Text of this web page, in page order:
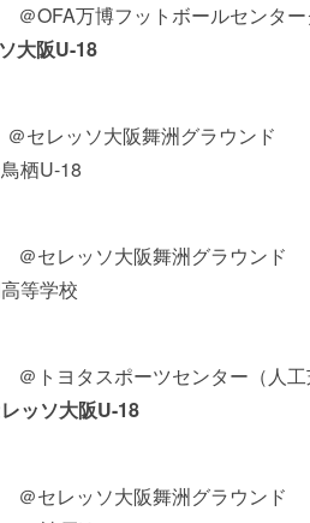
OFA万博フットボールセンター
大阪U-18
セレッソ大阪舞洲グラウンド
栖U-18
セレッソ大阪舞洲グラウンド
等学校
トヨタスポーツセンター（人工
ッソ大阪U-18
セレッソ大阪舞洲グラウンド